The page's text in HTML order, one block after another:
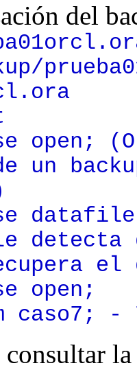
del
open;
un
datafile
detecta
open;
caso7; -